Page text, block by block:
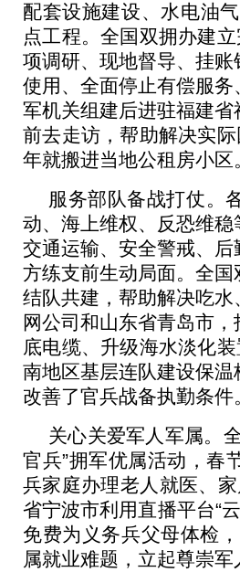
配套设施建设、水电油
点工程。全国双拥办建
项调研、现地督导、挂
使用、全面停止有偿服
军机关组建后进驻福建
前去走访，帮助解决实
年就搬进当地公租房小区
服务部队备战打仗。
动、海上维权、反恐维
交通运输、安全警戒、
方练支前生动局面。全
结队共建，帮助解决吃
网公司和山东省青岛市
底电缆、升级海水淡化
南地区基层连队建设保
改善了官兵战备执勤条件
关心关爱军人军属。
官兵”拥军优属活动，春
兵家庭办理老人就医、
省宁波市利用直播平台“
免费为义务兵父母体检
属就业难题，立起尊崇